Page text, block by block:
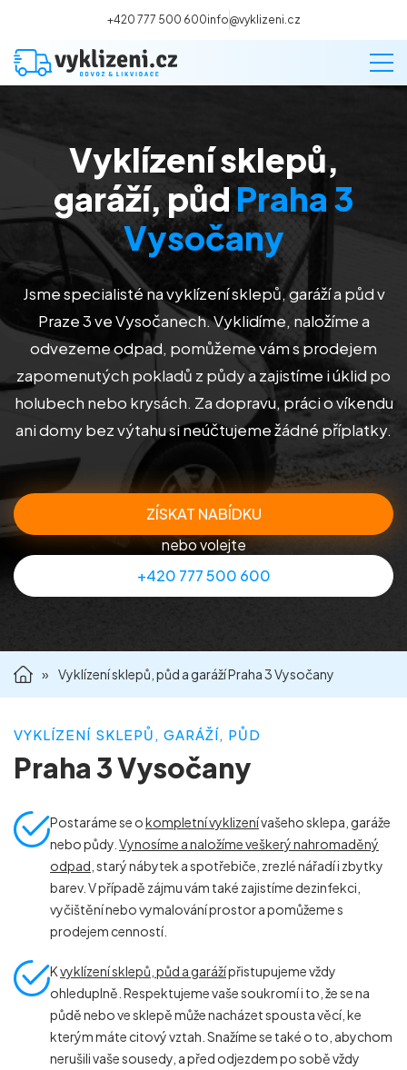
+420 777 500 600info@vyklizeni.cz
Vyklízení
Stěhování
Malování
Deratizace a dezinsekce
Úklid
Příprava nemovitostí na prodej
Reference
Kontakt
Vyklízení sklepů,
garáží, půd Praha 3
Vysočany
Jsme specialisté na vyklízení sklepů, garáží a půd v
Praze 3 ve Vysočanech. Vyklidíme, naložíme a
odvezeme odpad, pomůžeme vám s prodejem
zapomenutých pokladů z půdy a zajistíme i úklid po
holubech nebo krysách. Za dopravu, práci o víkendu
ani domy bez výtahu si neúčtujeme žádné příplatky.
ZÍSKAT NABÍDKU
nebo volejte
+420 777 500 600
» Vyklízení sklepů, půd a garáží Praha 3 Vysočany
VYKLÍZENÍ SKLEPŮ, GARÁŽÍ, PŮD
Praha 3 Vysočany
Postaráme se okompletní vyklizenívašeho sklepa, garáže
nebo půdy. Vynosíme a naložíme veškerý nahromaděný
odpad , starý nábytek a spotřebiče, zrezlé nářadí i zbytky
barev. V případě zájmu vám také zajistíme dezinfekci,
vyčištění nebo vymalování prostor a pomůžeme s
prodejem cenností.
Kvyklízení sklepů, půd a garážípřistupujeme vždy
ohleduplně. Respektujeme vaše soukromí i to, že se na
půdě nebo ve sklepě může nacházet spousta věcí, ke
kterým máte citový vztah. Snažíme se také o to, abychom
nerušili vaše sousedy, a před odjezdem po sobě vždy